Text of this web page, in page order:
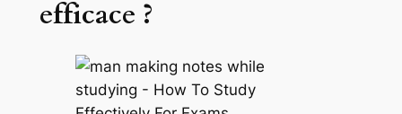
efficace ?